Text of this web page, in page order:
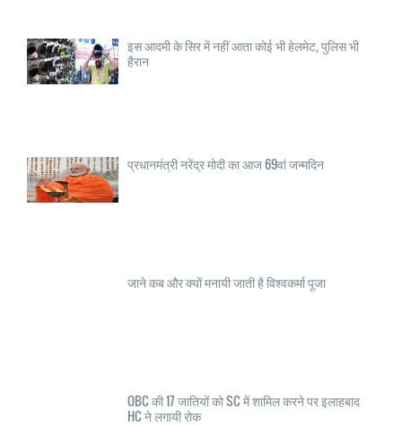
इस आदमी के सिर में नहीं आता कोई भी हेलमेट, पुलिस भी
हैरान
प्रधानमंत्री नरेंद्र मोदी का आज 69वां जन्मदिन
जाने कब और क्यों मनायी जाती है विश्वकर्मा पूजा
OBC की 17 जातियों को SC में शामिल करने पर इलाहबाद
HC ने लगायी रोक